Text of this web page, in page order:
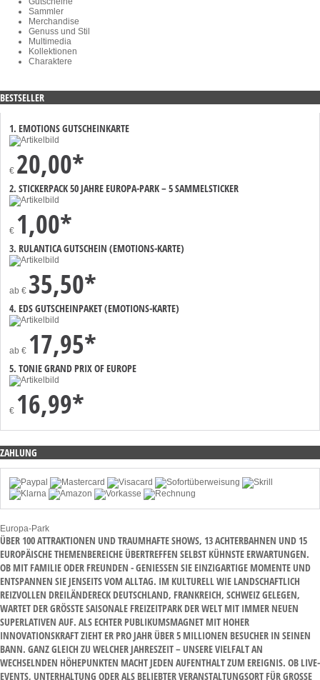
Sammler
Merchandise
Genuss und Stil
Multimedia
Kollektionen
Charaktere
BESTSELLER
1. EMOTIONS GUTSCHEINKARTE
€ 20,00*
2. STICKERPACK 50 JAHRE EUROPA-PARK – 5 SAMMELSTICKER
€ 1,00*
3. RULANTICA GUTSCHEIN (EMOTIONS-KARTE)
ab € 35,50*
4. EDS GUTSCHEINPAKET (EMOTIONS-KARTE)
ab € 17,95*
5. TONIE GRAND PRIX OF EUROPE
€ 16,99*
ZAHLUNG
Europa-Park
ÜBER 100 ATTRAKTIONEN UND TRAUMHAFTE SHOWS, 13 ACHTERBAHNEN UND 15
EUROPÄISCHE THEMENBEREICHE ÜBERTREFFEN SELBST KÜHNSTE ERWARTUNGEN.
OB MIT FAMILIE ODER FREUNDEN - GENIESSEN SIE EINZIGARTIGE MOMENTE UND E
NTSPANNEN SIE JENSEITS VOM ALLTAG. IM KULTURELL WIE LANDSCHAFTLICH R
EIZVOLLEN DREILÄNDERECK DEUTSCHLAND, FRANKREICH, SCHWEIZ GELEGEN, W
ARTET DER GRÖSSTE SAISONALE FREIZEITPARK DER WELT MIT IMMER NEUEN SU
PERLATIVEN AUF. ALS ECHTER PUBLIKUMSMAGNET MIT HOHER IN
NOVATIONSKRAFT ZIEHT ER PRO JAHR ÜBER 5 MILLIONEN BESUCHER IN SEINEN BA
NN. GANZ GLEICH ZU WELCHER JAHRESZEIT – UNSERE VIELFALT AN WE
CHSELNDEN HÖHEPUNKTEN MACHT JEDEN AUFENTHALT ZUM EREIGNIS. OB LIVE-EV
ENTS, UNTERHALTUNG ODER ALS BELIEBTER VERANSTALTUNGSORT FÜR GROSSE MED